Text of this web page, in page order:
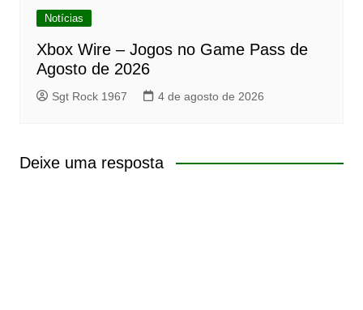
Notícias
Xbox Wire – Jogos no Game Pass de
Agosto de 2026
Sgt Rock 1967 4 de agosto de 2026
Deixe uma resposta